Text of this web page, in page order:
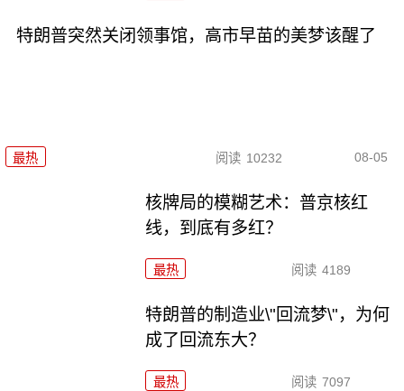
特朗普突然关闭领事馆，高市早苗的美梦该醒了
最热 阅读 10232 08-05
核牌局的模糊艺术：普京核红
线，到底有多红？
最热 阅读 4189
特朗普的制造业\"回流梦\"，为何
成了回流东大？
最热 阅读 7097